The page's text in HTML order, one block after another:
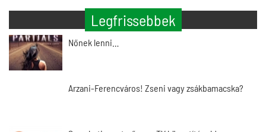
Legfrissebbek
Nőnek lenni…
Arzani-Ferencváros! Zseni vagy zsákbamacska?